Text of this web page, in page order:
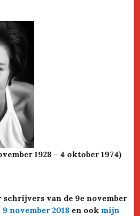
1928 – 4 oktober 1974)
schrijvers van de 9e november
november 2018 en ook mijn